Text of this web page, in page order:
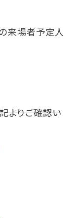
来場者予定人
よりご確認い